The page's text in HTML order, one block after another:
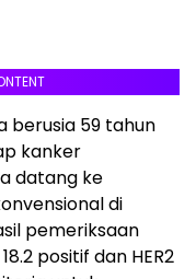
berusia 59 tahun
kanker
datang ke
di
pemeriksaan
positif dan HER2